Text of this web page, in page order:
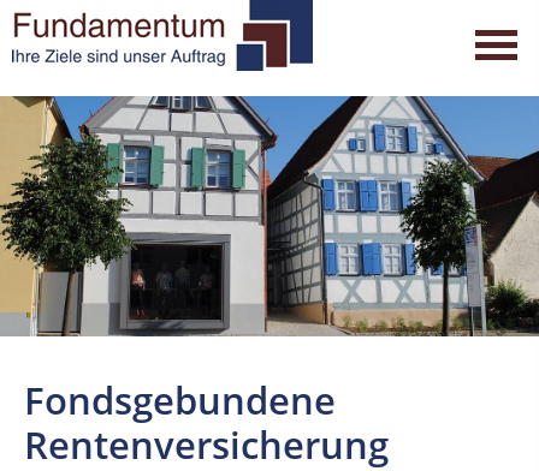
Fondsgebundene
Rentenversicherung